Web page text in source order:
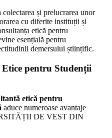
și prelucrarea unor
cu diferite instituții și
etică pentru
esențială pentru
demersului științific.
pentru Studenții
etică pentru
aduce numeroase avantaje
DE VEST DIN